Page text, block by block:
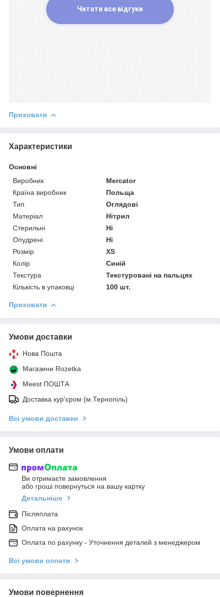
Читати все відгуки
Приховати
Характеристики
Основні
Виробник
Mercator
Країна виробник
Польща
Тип
Оглядові
Матеріал
Нітрил
Стерильні
Ні
Опудрені
Ні
Розмір
XS
Колір
Синій
Текстура
Текстуровані на пальцях
Кількість в упаковці
100 шт.
Приховати
Умови доставки
Нова Пошта
Магазини Rozetka
Meest ПОШТА
Доставка кур'єром (м.Тернопіль)
Всі умови доставки
Умови оплати
Ви отримаєте замовлення
або гроші повернуться на вашу картку
Детальніше
Післяплата
Оплата на рахунок
Оплата по рахунку - Уточнення деталей з менеджером
Всі умови оплати
Умови повернення